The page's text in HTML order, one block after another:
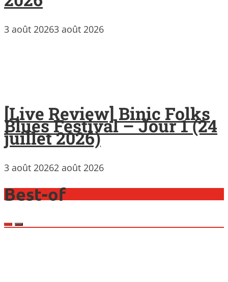
3 août 20263 août 2026
[Live Review] Binic Folks
Blues Festival – Jour 1 (24
juillet 2026)
3 août 20262 août 2026
Best-of